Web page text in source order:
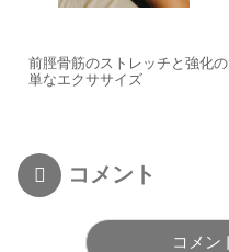
前脛骨筋のストレッチと強化
単なエクササイズ
コメント
コメン